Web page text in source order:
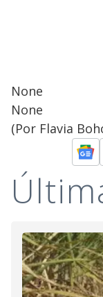
None
None
(Por Flavia